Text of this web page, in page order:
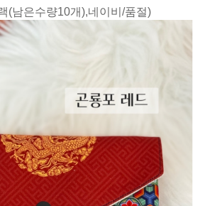
(남은수량10개),네이비/품절)